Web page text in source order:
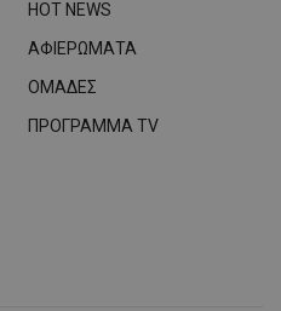
HOT NEWS
ΑΦΙΕΡΩΜΑΤΑ
ΟΜΑΔΕΣ
ΠΡΟΓΡΑΜΜΑ TV